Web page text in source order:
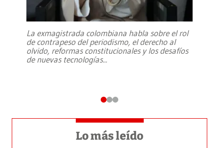
La exmagistrada colombiana habla sobre el rol
de contrapeso del periodismo, el derecho al
olvido, reformas constitucionales y los desafíos
de nuevas tecnologías...
Lo más leído